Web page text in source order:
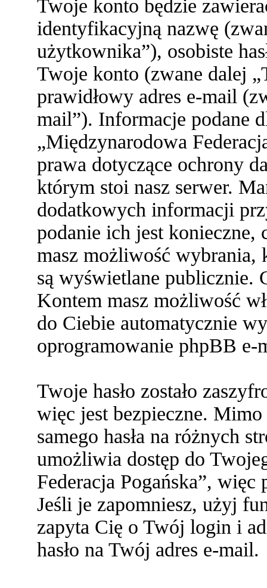
Twoje konto będzie
identyfikacyjną nazwę
użytkownika”), osobiste
Twoje konto (zwane dalej
prawidłowy adres e-mail
mail”). Informacje podane
„Międzynarodowa
prawa dotyczące ochrony
którym stoi nasz serwer.
dodatkowych informacji
podanie ich jest
masz możliwość
są wyświetlane publicznie.
Kontem masz możliwość
do Ciebie automatycznie
oprogramowanie phpBB e-
Twoje hasło zostało
więc jest bezpieczne.
samego hasła na różnych
umożliwia dostęp do
Federacja Pogańska”,
Jeśli je zapomniesz, użyj
zapyta Cię o Twój login i
hasło na Twój adres e-mail.